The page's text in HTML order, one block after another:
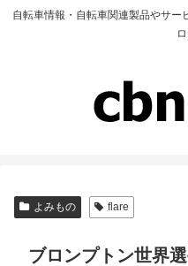
自転車情報・自転車関連製品やサ
よみもの flare
ブロンプトン世界